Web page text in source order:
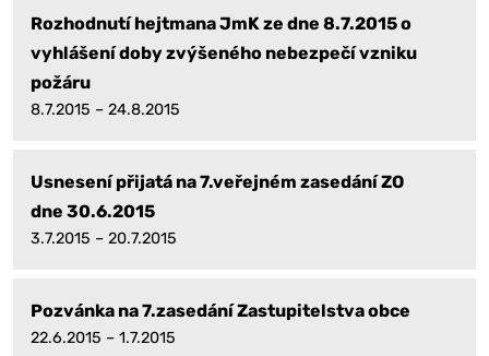
Rozhodnutí hejtmana JmK ze dne 8.7.2015 o
vyhlášení doby zvýšeného nebezpečí vzniku
požáru
8.7.2015 – 24.8.2015
Usnesení přijatá na 7.veřejném zasedání ZO
dne 30.6.2015
3.7.2015 – 20.7.2015
Pozvánka na 7.zasedání Zastupitelstva obce
22.6.2015 – 1.7.2015